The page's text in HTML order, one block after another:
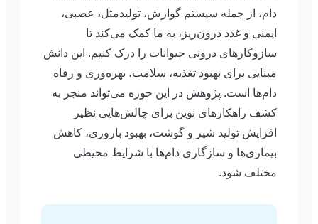
دام، از جمله سیستم گوارش، تولیدمثل، عصبی،
ایمنی و غدد درون‌ریز، به ما کمک می‌کند تا
سازوکارهای درونی حیوانات را درک کنیم. این دانش
مبنایی برای بهبود تغذیه، سلامت، بهره‌وری و رفاه
دام‌ها است. پژوهش در این حوزه می‌تواند منجر به
کشف راهکارهای نوین برای چالش‌هایی نظیر
افزایش تولید شیر و گوشت، بهبود باروری، کاهش
بیماری‌ها و سازگاری دام‌ها با شرایط محیطی
مختلف شود.